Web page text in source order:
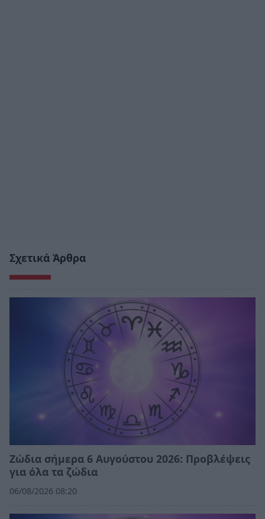
Σχετικά Άρθρα
Ζώδια σήμερα 6 Αυγούστου 2026: Προβλέψεις
για όλα τα ζώδια
06/08/2026 08:20